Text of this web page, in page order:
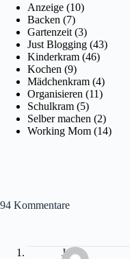
Anzeige (10)
Backen (7)
Gartenzeit (3)
Just Blogging (43)
Kinderkram (46)
Kochen (9)
Mädchenkram (4)
Organisieren (11)
Schulkram (5)
Selber machen (2)
Working Mom (14)
94 Kommentare
Julia